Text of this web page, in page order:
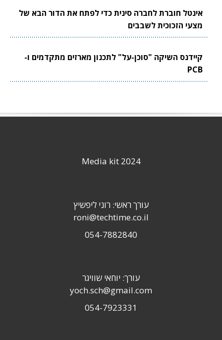
אינטל חוברת לחברה סינית כדי לפתח את הדור הבא של
מצעי הזכוכית לשבבים
קיידנס השיקה "סוכן-על" לתכנון מארזים מתקדמים ו-
PCB
Media kit 2024
עורך ראשי: רוני ליפשיץ
roni@techtime.co.il
054-7882840
עורך: יוחאי שוויגר
yoch.sch@gmail.com
054-7923331